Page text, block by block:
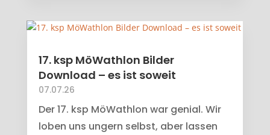
17. ksp MöWathlon Bilder
Download – es ist soweit
07.07.26
Der 17. ksp MöWathlon war genial. Wir
loben uns ungern selbst, aber lassen